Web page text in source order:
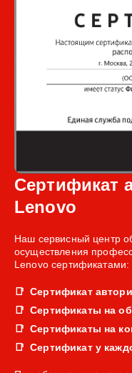
Сертификат
Lenovo
Наш сервисный центр
осуществления
Lenovo сертификатами:
Сертификат
Сертификаты на
Сертификаты на
Сертификат у